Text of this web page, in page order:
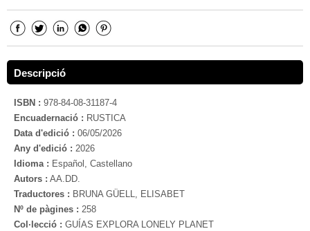
Descripció
ISBN : 978-84-08-31187-4
Encuadernació : RUSTICA
Data d'edició : 06/05/2026
Any d'edició : 2026
Idioma : Español, Castellano
Autors : AA.DD.
Traductores : BRUNA GÜELL, ELISABET
Nº de pàgines : 258
Col·lecció : GUÍAS EXPLORA LONELY PLANET